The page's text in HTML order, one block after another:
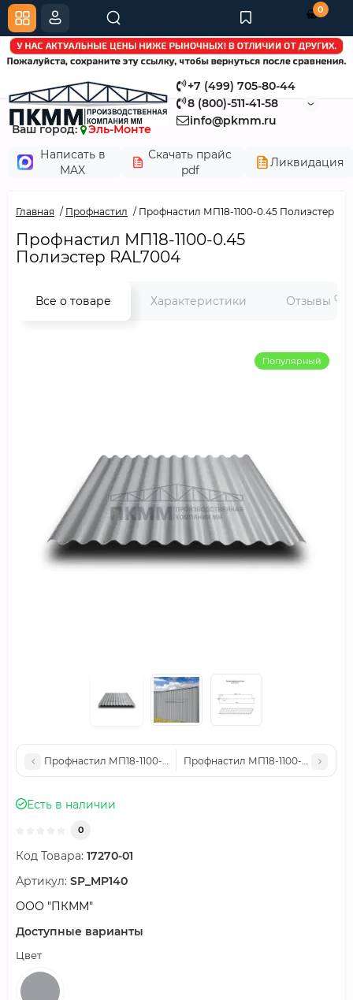
+7 (499) 705-80-44
8 (800)-511-41-58
info@pkmm.ru
Ваш город:
Эль-Монте
Написать в
MAX
Скачать прайс
pdf
Ликвидация
0
Главная Профнастил Профнастил МП18-1100-0.45 Полиэстер
Профнастил МП18-1100-0.45
Полиэстер RAL7004
Все о товаре Характеристики Отзывы 0
Популярный
Профнастил МП18-1100-0.5 Полиэстер RAL6018
Профнастил МП18-1100-0.5
Есть в наличии
0
Код Товара: 17270-01
Артикул: SP_MP140
ООО "ПКММ"
Доступные варианты
Цвет